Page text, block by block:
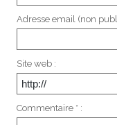
Adresse email (non
Site web :
Commentaire * :